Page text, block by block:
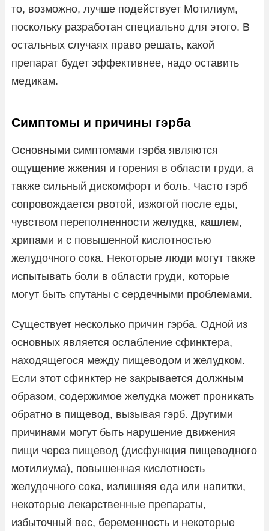
то, возможно, лучше подействует Мотилиум,
поскольку разработан специально для этого. В
остальных случаях право решать, какой
препарат будет эффективнее, надо оставить
медикам.
Симптомы и причины гэрба
Основными симптомами гэрба являются
ощущение жжения и горения в области груди, а
также сильный дискомфорт и боль. Часто гэрб
сопровождается рвотой, изжогой после еды,
чувством переполненности желудка, кашлем,
хрипами и с повышенной кислотностью
желудочного сока. Некоторые люди могут также
испытывать боли в области груди, которые
могут быть спутаны с сердечными проблемами.
Существует несколько причин гэрба. Одной из
основных является ослабление сфинктера,
находящегося между пищеводом и желудком.
Если этот сфинктер не закрывается должным
образом, содержимое желудка может проникать
обратно в пищевод, вызывая гэрб. Другими
причинами могут быть нарушение движения
пищи через пищевод (дисфункция пищеводного
мотилиума), повышенная кислотность
желудочного сока, излишняя еда или напитки,
некоторые лекарственные препараты,
избыточный вес, беременность и некоторые